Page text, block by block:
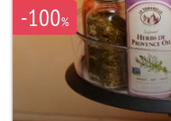
-100%